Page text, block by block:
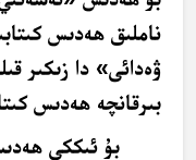
ناملىق ھەدىس
ۋەدائى» دا زىكىر
بىرقانچە ھەدىس
بۇ ئىككى